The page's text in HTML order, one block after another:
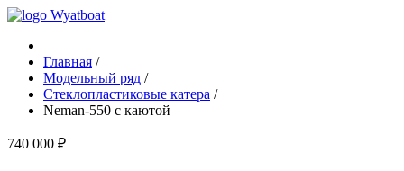
Главная /
Модельный ряд /
Cтеклопластиковые катера /
Neman-550 с каютой
740 000 ₽